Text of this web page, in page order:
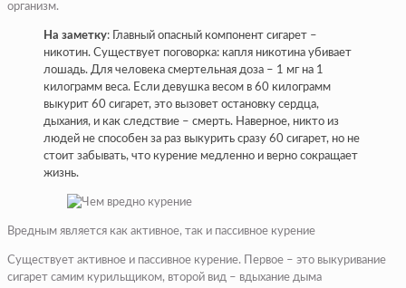
организм.
На заметку: Главный опасный компонент сигарет –
никотин. Существует поговорка: капля никотина убивает
лошадь. Для человека смертельная доза – 1 мг на 1
килограмм веса. Если девушка весом в 60 килограмм
выкурит 60 сигарет, это вызовет остановку сердца,
дыхания, и как следствие – смерть. Наверное, никто из
людей не способен за раз выкурить сразу 60 сигарет, но не
стоит забывать, что курение медленно и верно сокращает
жизнь.
Вредным является как активное, так и пассивное курение
Существует активное и пассивное курение. Первое – это выкуривание
сигарет самим курильщиком, второй вид – вдыхание дыма